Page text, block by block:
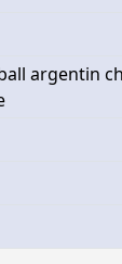
argentin